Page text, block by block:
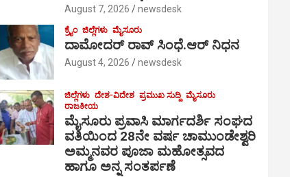
August 7, 2026 newsdesk
ಕ್ರೈಂ ಜಿಲ್ಲೆಗಳು ಮೈಸೂರು
ದಾಮೋದರ್ ರಾವ್ ಸಿಂಧೆ.ಆರ್ ನಿಧನ
August 4, 2026 newsdesk
ಜಿಲ್ಲೆಗಳು ದೇಶ-ವಿದೇಶ ಪ್ರಮುಖ ಸುದ್ದಿ ಮೈಸೂರು
ರಾಜಕೀಯ
ಮೈಸೂರು ಪ್ರವಾಸಿ ಮಾರ್ಗದರ್ಶಿ ಸಂಘದ
ವತಿಯಿಂದ 28ನೇ ವರ್ಷ ಚಾಮುಂಡೇಶ್ವರಿ
ಅಮ್ಮನವರ ಪೂಜಾ ಮಹೋತ್ಸವದ
ಹಾಗೂ ಅನ್ನ ಸಂತರ್ಪಣೆ